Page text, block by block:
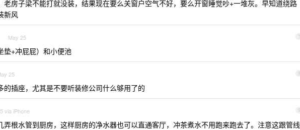
老房子梁不能打就没装，结果现在要么关窗户空气不好，要么开窗睡觉吵+一堆灰。早知道绕路
新风
7
May 25
垫+冲屁屁）和小便池
8
25
的插座，尤其是不要听装修公司什么够用了的
9
via iPhone
弄根水管到厨房，这样厨房的净水器也可以直通客厅，冲茶煮水不用跑来跑去了。注意这跟管线